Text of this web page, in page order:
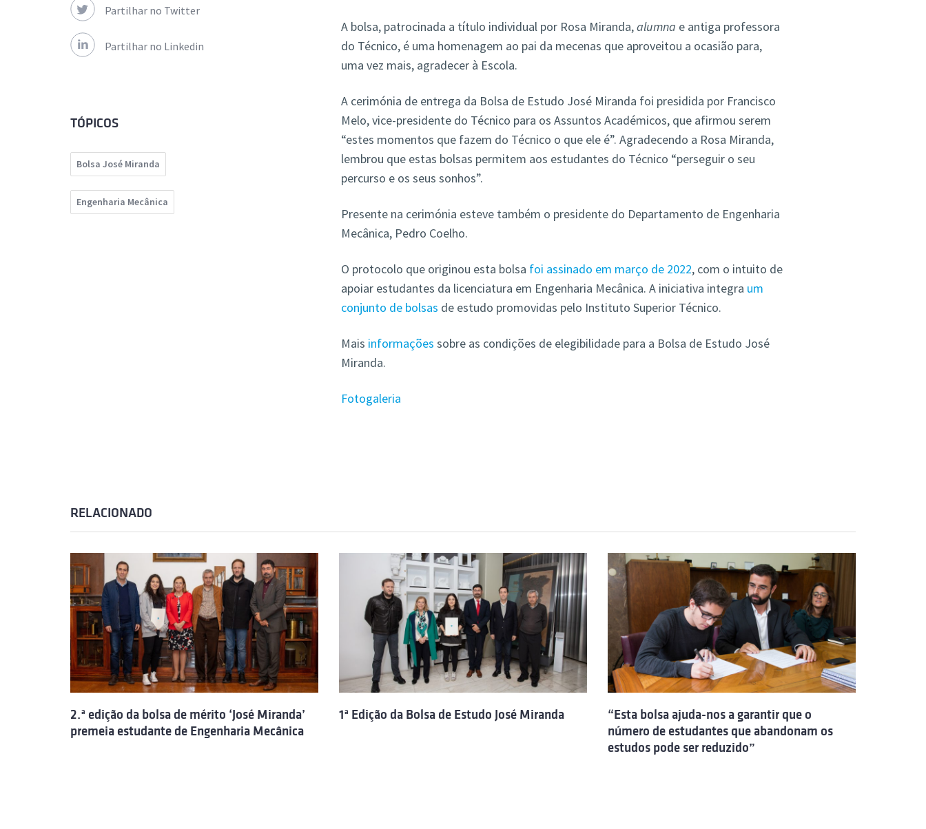
A bolsa, patrocinada a título individual por Rosa Miranda,alumna e antiga professora
do Técnico, é uma homenagem ao pai da mecenas que aproveitou a ocasião para,
uma vez mais, agradecer à Escola.
A cerimónia de entrega da Bolsa de Estudo José Miranda foi presidida por Francisco
Melo, vice-presidente do Técnico para os Assuntos Académicos, que afirmou serem
“estes momentos que fazem do Técnico o que ele é”. Agradecendo a Rosa Miranda,
lembrou que estas bolsas permitem aos estudantes do Técnico “perseguir o seu
percurso e os seus sonhos”.
Presente na cerimónia esteve também o presidente do Departamento de Engenharia
Mecânica, Pedro Coelho.
O protocolo que originou esta bolsa foi assinado em março de 2022, com o intuito de
apoiar estudantes da licenciatura em Engenharia Mecânica. A iniciativa integra um
conjunto de bolsas de estudo promovidas pelo Instituto Superior Técnico.
Mais informações sobre as condições de elegibilidade para a Bolsa de Estudo José
Miranda.
Fotogaleria
Partilhar no Twitter
Partilhar no Linkedin
TÓPICOS
Bolsa José Miranda
Engenharia Mecânica
RELACIONADO
2.ª edição da bolsa de mérito ‘José Miranda’
premeia estudante de Engenharia Mecânica
1ª Edição da Bolsa de Estudo José Miranda
“Esta bolsa ajuda-nos a garantir que o
número de estudantes que abandonam os
estudos pode ser reduzido”